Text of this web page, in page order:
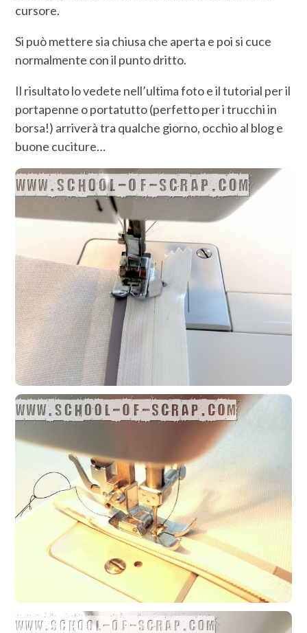
cursore.
Si può mettere sia chiusa che aperta e poi si cuce
normalmente con il punto dritto.
Il risultato lo vedete nell’ultima foto e il tutorial per il
portapenne o portatutto (perfetto per i trucchi in
borsa!) arriverà tra qualche giorno, occhio al blog e
buone cuciture…